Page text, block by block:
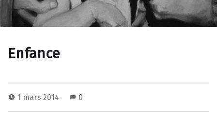
Enfance
1 mars 2014 0